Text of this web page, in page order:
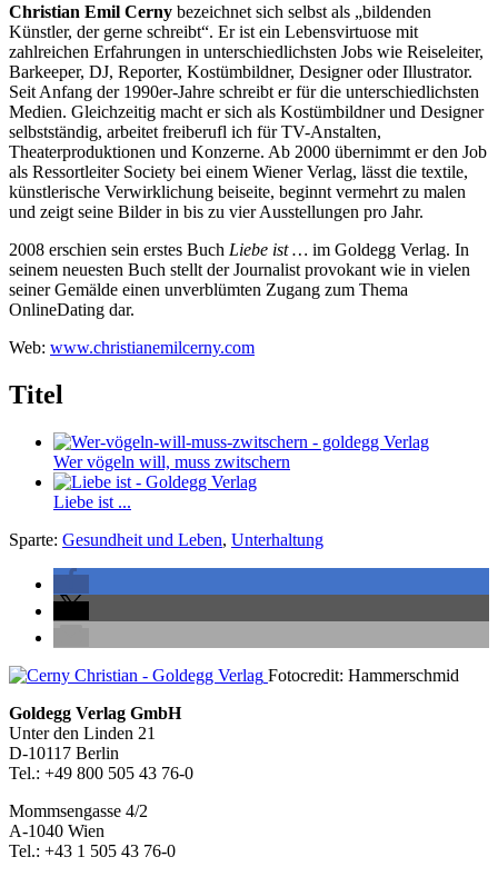
Christian Emil Cerny bezeichnet sich selbst als „bildenden
Künstler, der gerne schreibt“. Er ist ein Lebensvirtuose mit
zahlreichen Erfahrungen in unterschiedlichsten Jobs wie Reiseleiter,
Barkeeper, DJ, Reporter, Kostümbildner, Designer oder Illustrator.
Seit Anfang der 1990er-Jahre schreibt er für die unterschiedlichsten
Medien. Gleichzeitig macht er sich als Kostümbildner und Designer
selbstständig, arbeitet freiberufl ich für TV-Anstalten,
Theaterproduktionen und Konzerne. Ab 2000 übernimmt er den Job
als Ressortleiter Society bei einem Wiener Verlag, lässt die textile,
künstlerische Verwirklichung beiseite, beginnt vermehrt zu malen
und zeigt seine Bilder in bis zu vier Ausstellungen pro Jahr.
2008 erschien sein erstes Buch Liebe ist … im Goldegg Verlag. In
seinem neuesten Buch stellt der Journalist provokant wie in vielen
seiner Gemälde einen unverblümten Zugang zum Thema
OnlineDating dar.
Web: www.christianemilcerny.com
Titel
Wer vögeln will, muss zwitschern
Liebe ist ...
Sparte: Gesundheit und Leben, Unterhaltung
Seitenleiste Fotocredit: Hammerschmid
Footer-
Section
Goldegg Verlag GmbH
Unter den Linden 21
D-10117 Berlin
Tel.: +49 800 505 43 76-0
Mommsengasse 4/2
A-1040 Wien
Tel.: +43 1 505 43 76-0